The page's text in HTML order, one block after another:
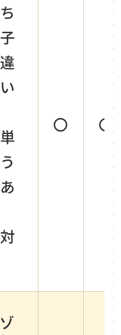
〇 〇